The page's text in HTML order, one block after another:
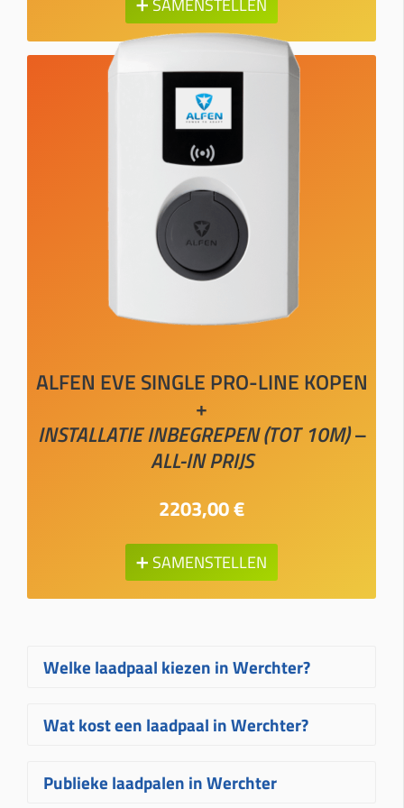
➕ SAMENSTELLEN
ALFEN EVE SINGLE PRO-LINE KOPEN
+
INSTALLATIE INBEGREPEN (TOT 10M) –
ALL-IN PRIJS
2203,00 €
➕ SAMENSTELLEN
Welke laadpaal kiezen in Werchter?
Welke laadpaal in Werchter het best
bij u past, hangt af van uw wagen, uw
laadt. Voor de meeste woningen zijn
Wat kost een laadpaal in Werchter?
De prijs van een laadpaal in Werchter
hangt af van het gekozen toestel, het
Publieke laadpalen in Werchter